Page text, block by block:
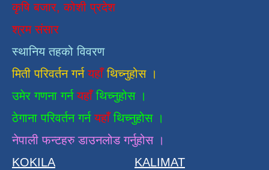
कृषि बजार, कोशी प्रदेश
श्रम संसार
स्थानिय तहको विवरण
मिती परिवर्तन गर्न यहाँ थिच्नुहोस ।
उमेर गणना गर्नयहाँथिच्नुहोस ।
ठेगाना परिवर्तन गर्नयहाँ थिच्नुहोस ।
नेपाली फन्टहरु डाउनलोड गर्नुहोस ।
KOKILA
KALIMAT